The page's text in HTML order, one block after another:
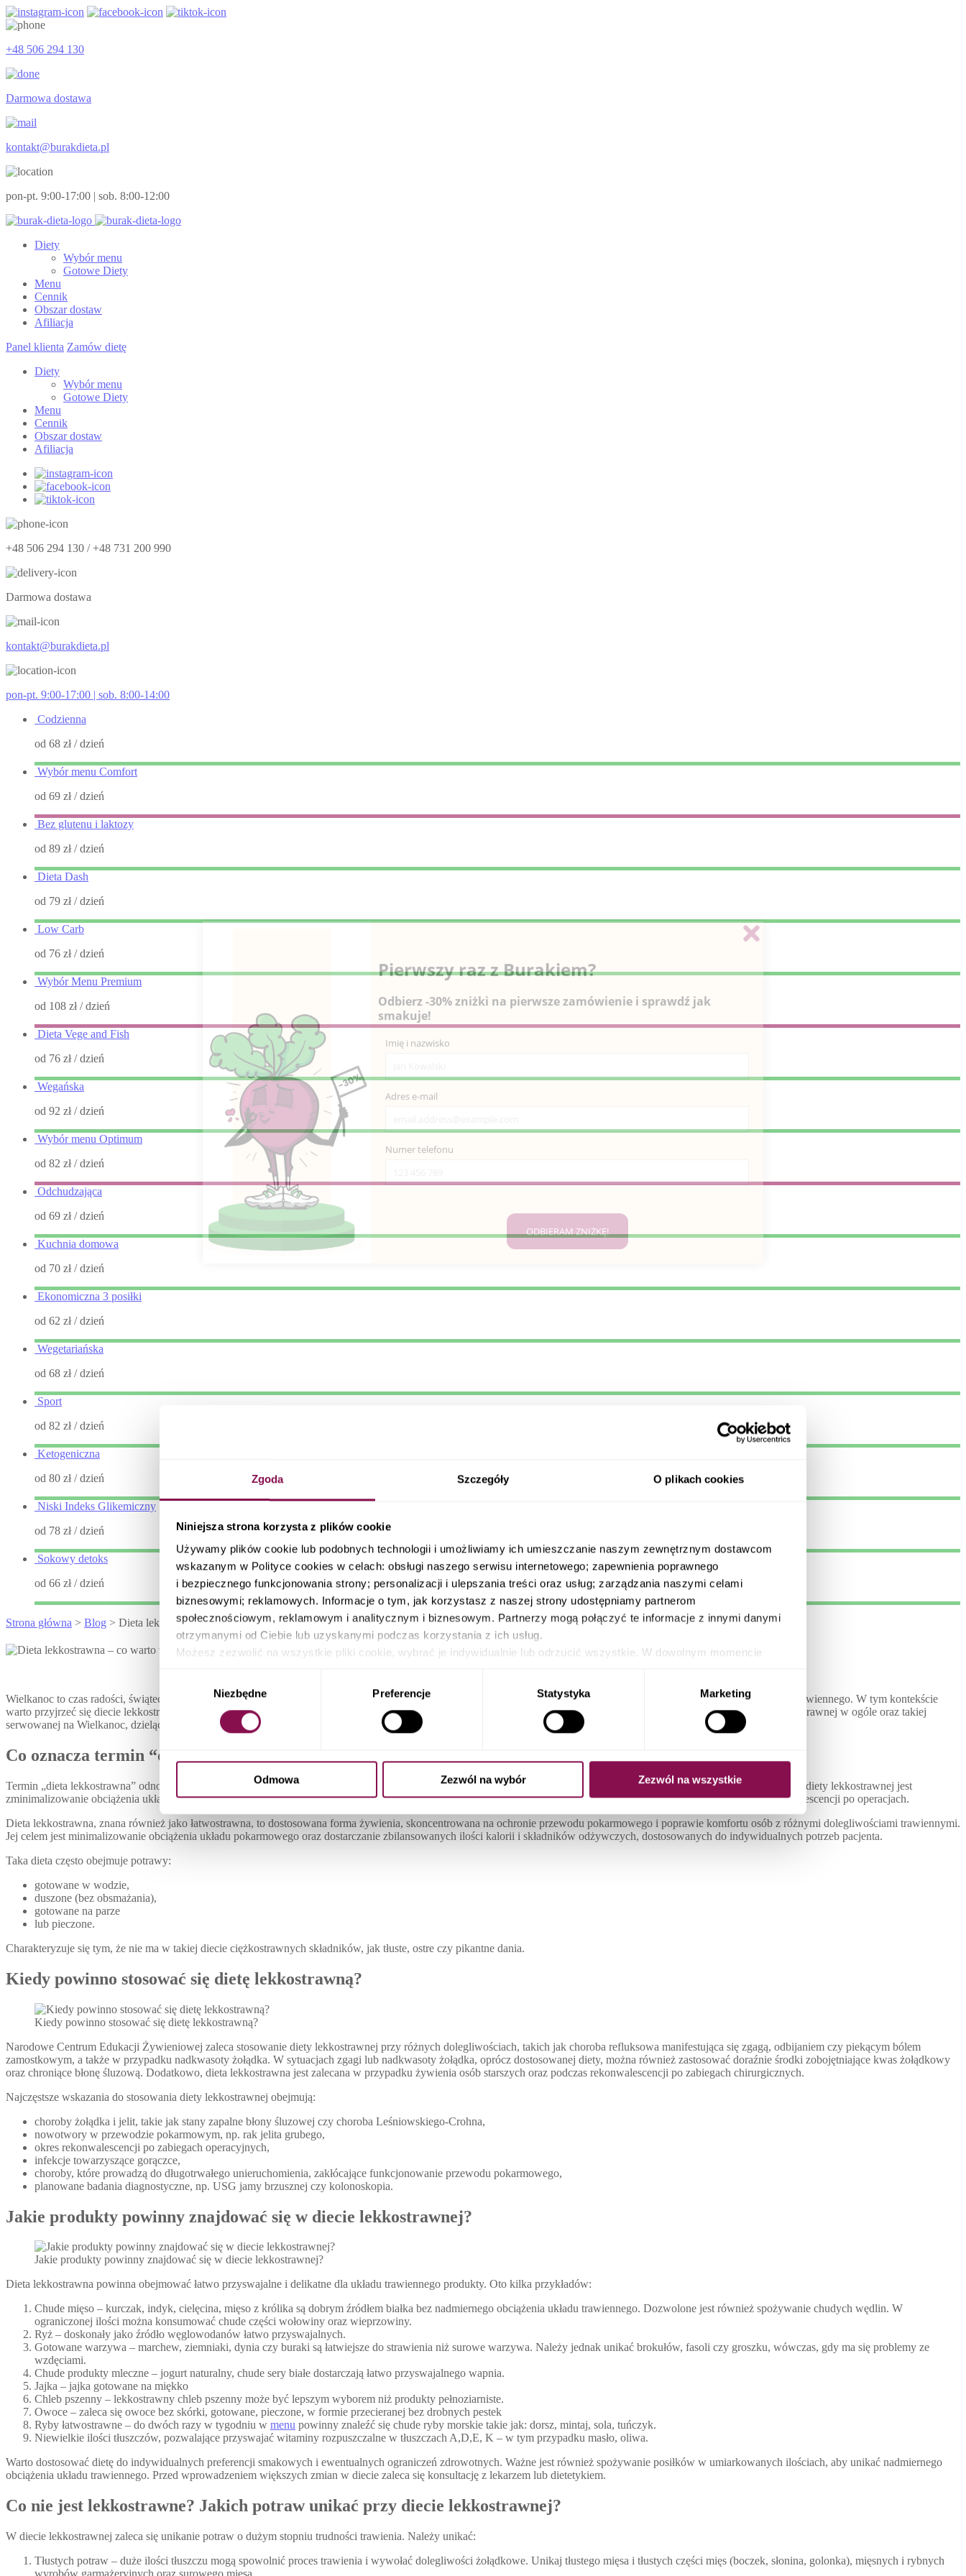
Zgoda Szczegóły O plikach cookies
Niniejsza strona korzysta z plików cookie
Używamy plików cookie lub podobnych technologii i umożliwiamy ich umieszczanie naszym zewnętrznym dostawcom
wskazanym w Polityce cookies w celach: obsługi naszego serwisu internetowego; zapewnienia poprawnego
i bezpiecznego funkcjonowania strony; personalizacji i ulepszania treści oraz usług; zarządzania naszymi celami
biznesowymi; reklamowych. Informacje o tym, jak korzystasz z naszej strony udostępniamy partnerom
społecznościowym, reklamowym i analitycznym i biznesowym. Partnerzy mogą połączyć te informacje z innymi danymi
otrzymanymi od Ciebie lub uzyskanymi podczas korzystania z ich usług.
Możesz zezwolić na wszystkie pliki cookie, wybrać je indywidualnie lub odrzucić wszystkie. W dowolnym momencie
zarządzania ustawieniami plików cookies a także poprzez zmianę ustawień Twojej przeglądarki.
Niezbędne Preferencje Statystyka Marketing
Odmowa Zezwól na wybór Zezwól na wszystkie
+48 506 294 130
Darmowa dostawa
kontakt@burakdieta.pl
pon-pt. 9:00-17:00 | sob. 8:00-12:00
Diety
Wybór menu
Gotowe Diety
Menu
Cennik
Obszar dostaw
Afiliacja
Panel klienta Zamów dietę
Diety
Wybór menu
Gotowe Diety
Menu
Cennik
Obszar dostaw
Afiliacja
+48 506 294 130 / +48 731 200 990
Darmowa dostawa
kontakt@burakdieta.pl
pon-pt. 9:00-17:00 | sob. 8:00-14:00
Codzienna
od 68 zł/ dzień
Wybór menu Comfort
od 69 zł/ dzień
Bez glutenu i laktozy
od 89 zł/ dzień
Dieta Dash
od 79 zł/ dzień
Low Carb
od 76 zł/ dzień
Wybór Menu Premium
od 108 zł/ dzień
Dieta Vege and Fish
od 76 zł/ dzień
Wegańska
od 92 zł/ dzień
Wybór menu Optimum
od 82 zł/ dzień
Odchudzająca
od 69 zł/ dzień
Kuchnia domowa
od 70 zł/ dzień
Ekonomiczna 3 posiłki
od 62 zł/ dzień
Wegetariańska
od 68 zł/ dzień
Sport
od 82 zł/ dzień
Ketogeniczna
od 80 zł/ dzień
Niski Indeks Glikemiczny
od 78 zł/ dzień
Sokowy detoks
od 66 zł/ dzień
Strona główna > Blog > Dieta lekkostrawna – co warto wiedzieć?
Wielkanoc to czas radości, świątecznych spotkań i oczywiście wyśmienitego jedzenia. Jednak dla wielu z nas świąteczne uczty mogą stanowić wyzwanie dla naszego układu trawiennego. W tym kontekście
warto przyjrzeć się diecie lekkostrawnej, która pozwoli cieszyć się smakiem świąt bez obciążania żołądka. Dlatego w tym artykule przyjrzymy się z bliska zasadom diety lekkostrawnej w ogóle oraz takiej
serwowanej na Wielkanoc, dzieląc się poradami dotyczącymi zdrowego odżywiania podczas tego wyjątkowego okresu.
Co oznacza termin “dieta lekkostrawna”?
Termin „dieta lekkostrawna” odnosi się do planu żywieniowego opartego na łatwo przyswajalnych produktach, które organizm w prosty sposób może strawić. Głównym celem diety lekkostrawnej jest
zminimalizowanie obciążenia układu trawiennego, co jest szczególnie istotne w przypadku osób z problemami żołądkowymi, jelitowymi, niestrawnością lub w trakcie rekonwalescencji po operacjach.
Dieta lekkostrawna, znana również jako łatwostrawna, to dostosowana forma żywienia, skoncentrowana na ochronie przewodu pokarmowego i poprawie komfortu osób z różnymi dolegliwościami trawiennymi.
Jej celem jest minimalizowanie obciążenia układu pokarmowego oraz dostarczanie zbilansowanych ilości kalorii i składników odżywczych, dostosowanych do indywidualnych potrzeb pacjenta.
Taka dieta często obejmuje potrawy:
gotowane w wodzie,
duszone (bez obsmażania),
gotowane na parze
lub pieczone.
Charakteryzuje się tym, że nie ma w takiej diecie ciężkostrawnych składników, jak tłuste, ostre czy pikantne dania.
Kiedy powinno stosować się dietę lekkostrawną?
Kiedy powinno stosować się dietę lekkostrawną?
Narodowe Centrum Edukacji Żywieniowej zaleca stosowanie diety lekkostrawnej przy różnych dolegliwościach, takich jak choroba refluksowa manifestująca się zgagą, odbijaniem czy piekącym bólem
zamostkowym, a także w przypadku nadkwasoty żołądka. W sytuacjach zgagi lub nadkwasoty żołądka, oprócz dostosowanej diety, można również zastosować doraźnie środki zobojętniające kwas żołądkowy
oraz chroniące błonę śluzową. Dodatkowo, dieta lekkostrawna jest zalecana w przypadku żywienia osób starszych oraz podczas rekonwalescencji po zabiegach chirurgicznych.
Najczęstsze wskazania do stosowania diety lekkostrawnej obejmują:
choroby żołądka i jelit, takie jak stany zapalne błony śluzowej czy choroba Leśniowskiego-Crohna,
nowotwory w przewodzie pokarmowym, np. rak jelita grubego,
okres rekonwalescencji po zabiegach operacyjnych,
infekcje towarzyszące gorączce,
choroby, które prowadzą do długotrwałego unieruchomienia, zakłócające funkcjonowanie przewodu pokarmowego,
planowane badania diagnostyczne, np. USG jamy brzusznej czy kolonoskopia.
Jakie produkty powinny znajdować się w diecie lekkostrawnej?
Jakie produkty powinny znajdować się w diecie lekkostrawnej?
Dieta lekkostrawna powinna obejmować łatwo przyswajalne i delikatne dla układu trawiennego produkty. Oto kilka przykładów:
Chude mięso – kurczak, indyk, cielęcina, mięso z królika są dobrym źródłem białka bez nadmiernego obciążenia układu trawiennego. Dozwolone jest również spożywanie chudych wędlin. W
ograniczonej ilości można konsumować chude części wołowiny oraz wieprzowiny.
Ryż – doskonały jako źródło węglowodanów łatwo przyswajalnych.
Gotowane warzywa – marchew, ziemniaki, dynia czy buraki są łatwiejsze do strawienia niż surowe warzywa. Należy jednak unikać brokułów, fasoli czy groszku, wówczas, gdy ma się problemy ze
wzdęciami.
Chude produkty mleczne – jogurt naturalny, chude sery białe dostarczają łatwo przyswajalnego wapnia.
Jajka – jajka gotowane na miękko
Chleb pszenny – lekkostrawny chleb pszenny może być lepszym wyborem niż produkty pełnoziarniste.
Owoce – zaleca się owoce bez skórki, gotowane, pieczone, w formie przecieranej bez drobnych pestek
Ryby łatwostrawne – do dwóch razy w tygodniu w menu powinny znaleźć się chude ryby morskie takie jak: dorsz, mintaj, sola, tuńczyk.
Niewielkie ilości tłuszczów, pozwalające przyswajać witaminy rozpuszczalne w tłuszczach A,D,E, K – w tym przypadku masło, oliwa.
Warto dostosować dietę do indywidualnych preferencji smakowych i ewentualnych ograniczeń zdrowotnych. Ważne jest również spożywanie posiłków w umiarkowanych ilościach, aby unikać nadmiernego
obciążenia układu trawiennego. Przed wprowadzeniem większych zmian w diecie zaleca się konsultację z lekarzem lub dietetykiem.
Co nie jest lekkostrawne? Jakich potraw unikać przy diecie lekkostrawnej?
W diecie lekkostrawnej zaleca się unikanie potraw o dużym stopniu trudności trawienia. Należy unikać:
Tłustych potraw – duże ilości tłuszczu mogą spowolnić proces trawienia i wywołać dolegliwości żołądkowe. Unikaj tłustego mięsa i tłustych części mięs (boczek, słonina, golonka), mięsnych i rybnych